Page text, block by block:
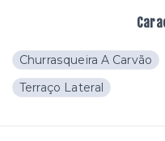
Churrasqueira A Carvão
Terraço Lateral